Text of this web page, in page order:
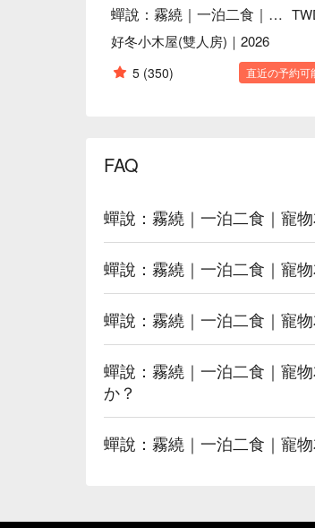
蟬說：霧繞｜一泊二食｜寵物友善(部分房型)
好冬小木屋(雙人房)｜2026
5 (350) 直近の予約可
FAQ
蟬說：霧繞｜一泊二食｜寵
蟬說：霧繞｜一泊二食｜寵
蟬說：霧繞｜一泊二食｜寵
蟬說：霧繞｜一泊二食｜寵
か？
蟬說：霧繞｜一泊二食｜寵